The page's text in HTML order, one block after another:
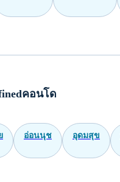
คอนโด
อ่อนนุช อุดมสุข